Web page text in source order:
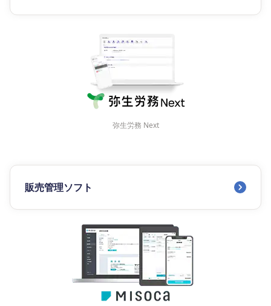
弥生労務 Next
販売管理ソフト